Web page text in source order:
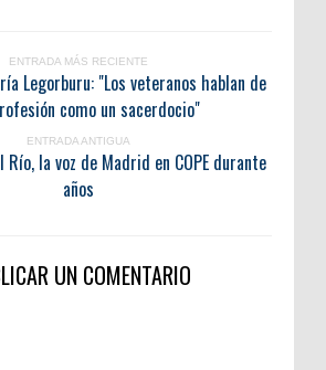
ENTRADA MÁS RECIENTE
Legorburu: "Los veteranos hablan de
como un sacerdocio"
ENTRADA ANTIGUA
Río, la voz de Madrid en COPE durante
años
UN COMENTARIO